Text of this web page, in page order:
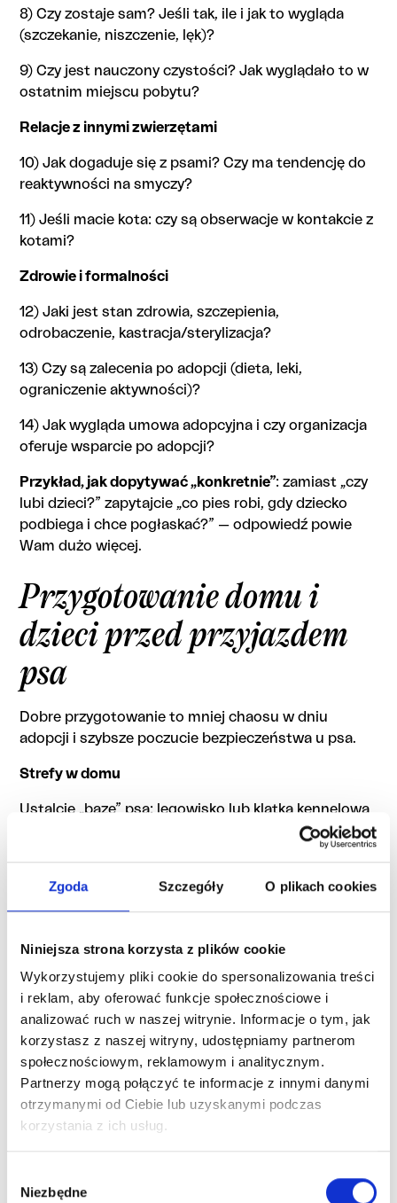
Zgoda Szczegóły O plikach cookies
Niniejsza strona korzysta z plików cookie
Wykorzystujemy pliki cookie do spersonalizowania treści
i reklam, aby oferować funkcje społecznościowe i
analizować ruch w naszej witrynie. Informacje o tym, jak
korzystasz z naszej witryny, udostępniamy partnerom
społecznościowym, reklamowym i analitycznym.
Partnerzy mogą połączyć te informacje z innymi danymi
otrzymanymi od Ciebie lub uzyskanymi podczas
korzystania z ich usług.
zgody
Niezbędne
8) Czy zostaje sam? Jeśli tak, ile i jak to wygląda
(szczekanie, niszczenie, lęk)?
9) Czy jest nauczony czystości? Jak wyglądało to w
ostatnim miejscu pobytu?
Relacje z innymi zwierzętami
10) Jak dogaduje się z psami? Czy ma tendencję do
reaktywności na smyczy?
11) Jeśli macie kota: czy są obserwacje w kontakcie z
kotami?
Zdrowie i formalności
12) Jaki jest stan zdrowia, szczepienia,
odrobaczenie, kastracja/sterylizacja?
13) Czy są zalecenia po adopcji (dieta, leki,
ograniczenie aktywności)?
14) Jak wygląda umowa adopcyjna i czy organizacja
oferuje wsparcie po adopcji?
Przykład, jak dopytywać „konkretnie”: zamiast „czy
lubi dzieci?” zapytajcie „co pies robi, gdy dziecko
podbiega i chce pogłaskać?” — odpowiedź powie
Wam dużo więcej.
Przygotowanie domu i
dzieci przed przyjazdem
psa
Dobre przygotowanie to mniej chaosu w dniu
adopcji i szybsze poczucie bezpieczeństwa u psa.
Strefy w domu
Ustalcie „bazę” psa: legowisko lub klatka kennelowa
(jeśli umiecie jej używać prawidłowo), w spokojnym
— dzieci nie
odpoczywa.
1) Bramki w przejściach, jeśli chcecie rozdzielać
przestrzeń.
2) Kosze na zabawki dzieci (małe elementy mogą
zostać połknięte).
3) Chemia domowa i leki poza zasięgiem.
4) Jedzenie z blatów i stołu zabezpieczone (wiele